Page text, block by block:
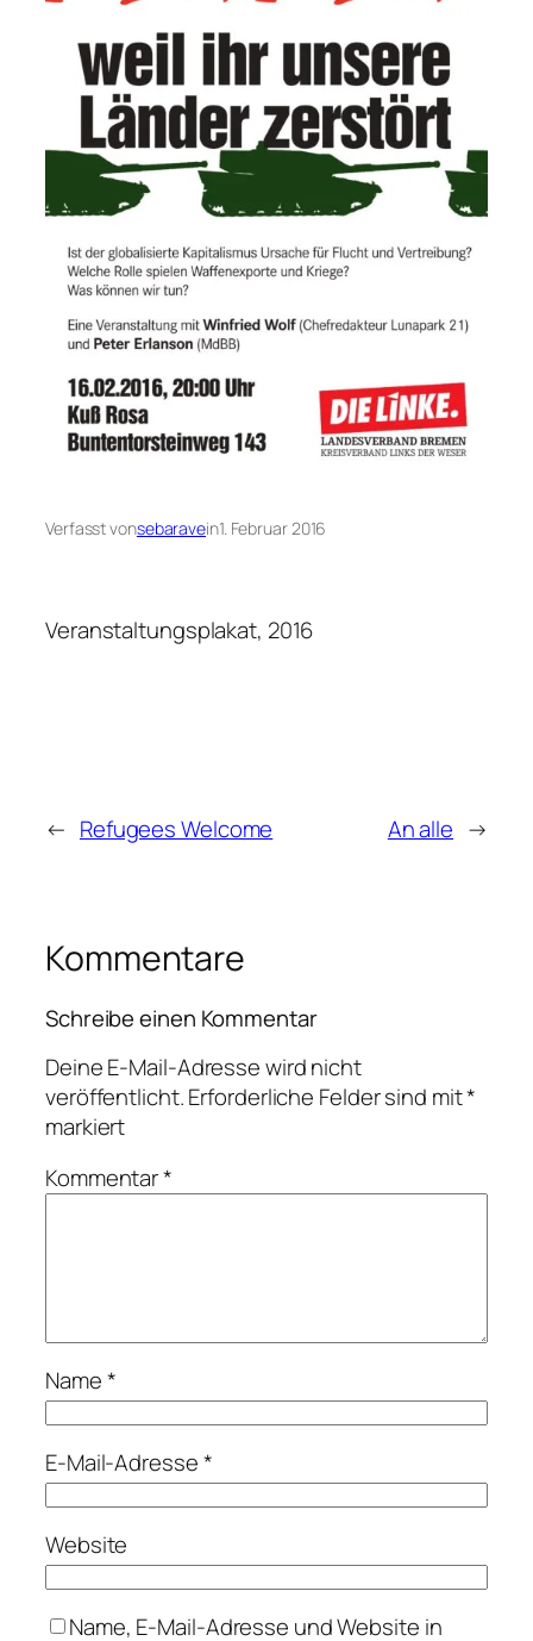
Verfasst vonsebaravein1. Februar 2016
Veranstaltungsplakat, 2016
← Refugees Welcome An alle →
Kommentare
Schreibe einen Kommentar
Deine E-Mail-Adresse wird nicht
veröffentlicht.Erforderliche Felder sind mit*
markiert
Kommentar*
Name*
E-Mail-Adresse*
Website
Name, E-Mail-Adresse und Website in